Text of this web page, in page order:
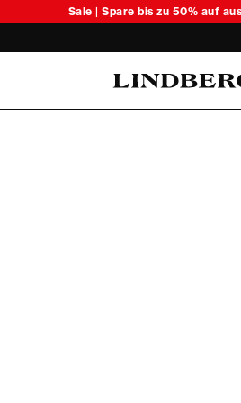
Sale | Spare bis zu 50% auf